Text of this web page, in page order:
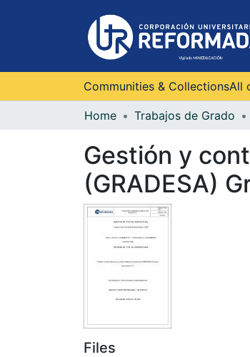
Communities & CollectionsAll
Home Trabajos de Grado
Gestión y
(GRADESA)
Files